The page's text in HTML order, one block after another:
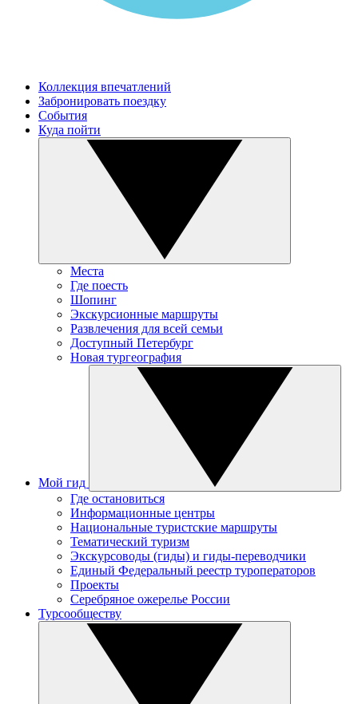
Коллекция впечатлений
Забронировать поездку
События
Куда пойти
Места
Где поесть
Шопинг
Экскурсионные маршруты
Развлечения для всей семьи
Доступный Петербург
Новая тургеография
Мой гид
Где остановиться
Информационные центры
Национальные туристские маршруты
Тематический туризм
Экскурсоводы (гиды) и гиды-переводчики
Единый Федеральный реестр туроператоров
Проекты
Серебряное ожерелье России
Турсообществу